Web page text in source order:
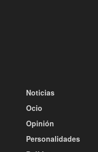
Noticias
Ocio
Opinión
Personalidades